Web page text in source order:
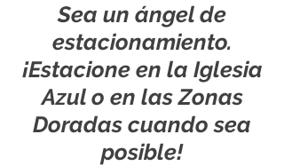
Sea un ángel de
estacionamiento.
¡Estacione en la Iglesia
Azul o en las Zonas
Doradas cuando sea
posible!